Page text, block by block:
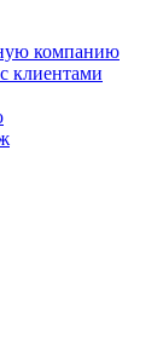
компанию
клиентами